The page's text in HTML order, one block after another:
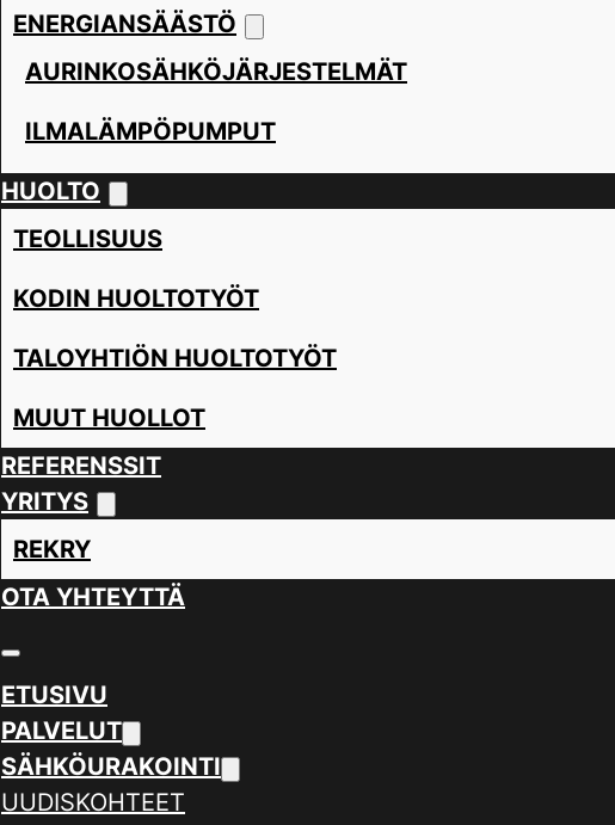
ENERGIANSÄÄSTÖ
AURINKOSÄHKÖJÄRJESTELMÄT
ILMALÄMPÖPUMPUT
HUOLTO
TEOLLISUUS
KODIN HUOLTOTYÖT
TALOYHTIÖN HUOLTOTYÖT
MUUT HUOLLOT
REFERENSSIT
YRITYS
REKRY
OTA YHTEYTTÄ
ETUSIVU
PALVELUT
SÄHKÖURAKOINTI
UUDISKOHTEET